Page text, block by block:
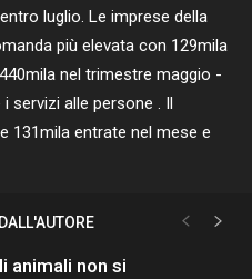
luglio. Le imprese della
più elevata con 129mila
nel trimestre maggio -
servizi alle persone . Il
131mila entrate nel mese e
animali non si